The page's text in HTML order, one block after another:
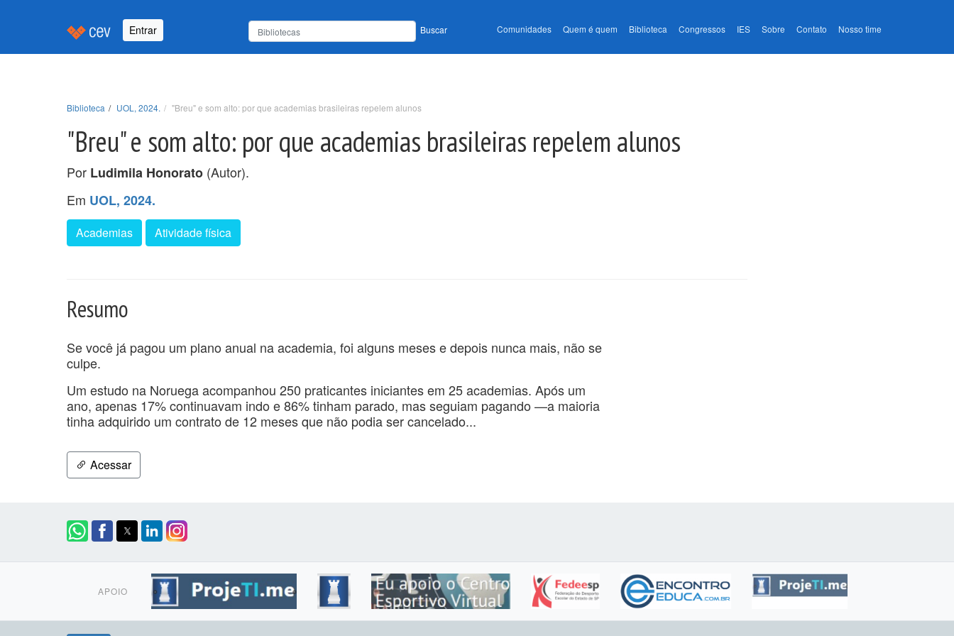
Entrar Buscar Comunidades Quem é quem Biblioteca Congressos IES Sobre Contato Nosso time
Biblioteca UOL, 2024. "Breu" e som alto: por que academias brasileiras repelem alunos
"Breu" e som alto: por que academias brasileiras repelem alunos
Por Ludimila Honorato (Autor).
Em UOL, 2024.
Academias Atividade física
Resumo
Se você já pagou um plano anual na academia, foi alguns meses e depois nunca mais, não se
culpe.
Um estudo na Noruega acompanhou 250 praticantes iniciantes em 25 academias. Após um
ano, apenas 17% continuavam indo e 86% tinham parado, mas seguiam pagando —a maioria
tinha adquirido um contrato de 12 meses que não podia ser cancelado...
Acessar
APOIO